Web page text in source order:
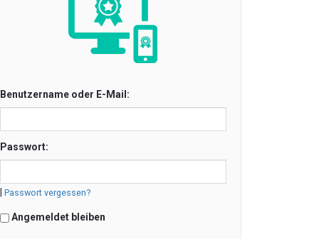
Benutzername oder E-Mail:
Passwort:
Passwort vergessen?
Angemeldet bleiben